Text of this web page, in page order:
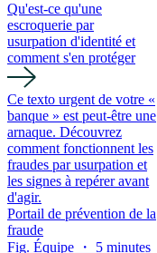
Qu'est-ce qu'une
escroquerie par
usurpation d'identité et
comment s'en protéger
Ce texto urgent de votre «
banque » est peut-être une
arnaque. Découvrez
comment fonctionnent les
fraudes par usurpation et
les signes à repérer avant
d'agir.
Portail de prévention de la
fraude
Fig. Équipe ・ 5 minutes